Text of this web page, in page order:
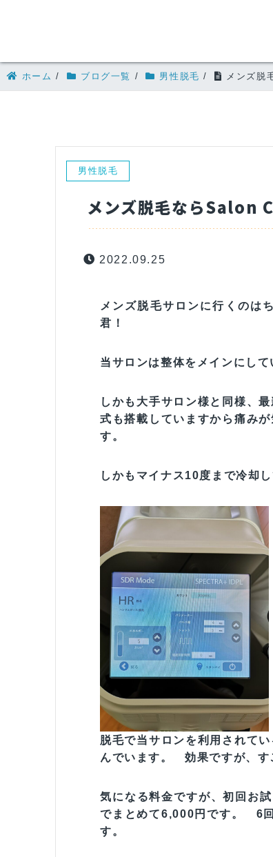
ホーム / ブログ一覧 / 男性脱毛 / メンズ脱
男性脱毛
メンズ脱毛ならSalon
2022.09.25
メンズ脱毛サロンに行くのは
君！
当サロンは整体をメインにし
しかも大手サロン様と同様、
式も搭載していますから痛み
す。
しかもマイナス10度まで冷却
脱毛で当サロンを利用されて
んでいます。 効果ですが、す
気になる料金ですが、初回お
でまとめて6,000円です。 6
す。